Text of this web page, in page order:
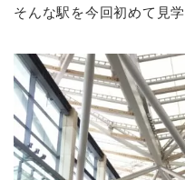
そんな駅を今回初めて見